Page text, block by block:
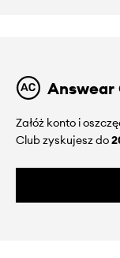
Answear
Załóż konto i
Club zyskujesz do